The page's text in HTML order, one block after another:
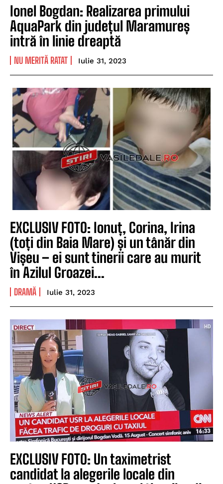
Ionel Bogdan: Realizarea primului
AquaPark din județul Maramureș
intră în linie dreaptă
NU MERITĂ RATAT Iulie 31, 2023
EXCLUSIV FOTO: Ionuț, Corina, Irina
(toți din Baia Mare) și un tânăr din
Vișeu – ei sunt tinerii care au murit
în Azilul Groazei...
DRAMĂ Iulie 31, 2023
EXCLUSIV FOTO: Un taximetrist
candidat la alegerile locale din